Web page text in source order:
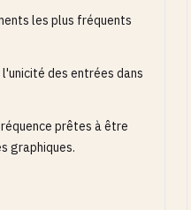
les plus fréquents
des entrées dans
prêtes à être
graphiques.